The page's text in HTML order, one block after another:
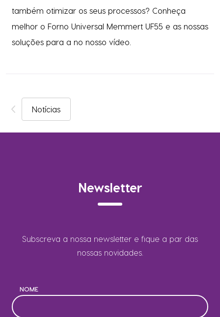
também otimizar os seus processos? Conheça
melhor o Forno Universal Memmert UF55 e as nossas
soluções para a no nosso vídeo.
Notícias
Newsletter
Subscreva a nossa newsletter e fique a par das
nossas novidades.
NOME